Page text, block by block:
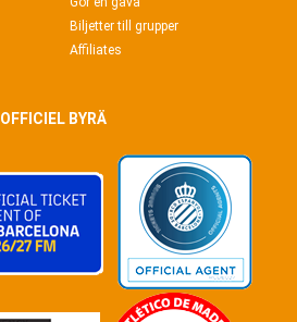
Biljetter till grupper
Affiliates
OFFICIEL BYRÄ